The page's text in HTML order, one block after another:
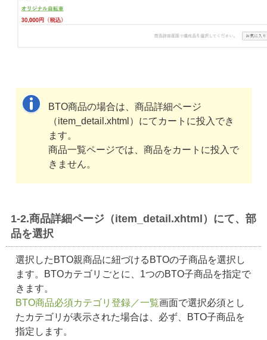
BTO商品の場合は、商品詳細ページ
（item_detail.xhtml）にてカートに投入でき
ます。
商品一覧ページでは、商品をカートに投入で
きません。
1-2.商品詳細ページ（item_detail.xhtml）にて、部
品を選択
選択したBTO親商品に紐づけるBTOの子商品を選択し
ます。BTOカテゴリごとに、1つのBTO子商品を指定で
きます。
BTO商品必須カテゴリ登録／一覧画面で選択必須とし
たカテゴリが表示された場合は、必ず、BTO子商品を
指定します。